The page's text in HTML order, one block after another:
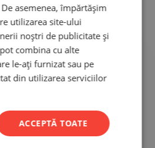
asemenea, împărtășim
utilizarea site-ului
noștri de publicitate și
combina cu alte
le-ați furnizat sau pe
din utilizarea serviciilor
ACCEPTĂ TOATE